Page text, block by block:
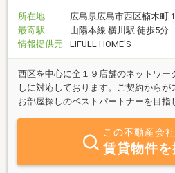
所在地
広島県広島市西区楠木町
最寄駅
山陽本線 横川駅 徒歩5分
情報提供元
LIFULL HOME'S
西区を中心に全１９店舗のネットワ
しに対応しております。ご契約からが
お部屋探しのベストパートナーを目指
この不動産会
賃貸物件を